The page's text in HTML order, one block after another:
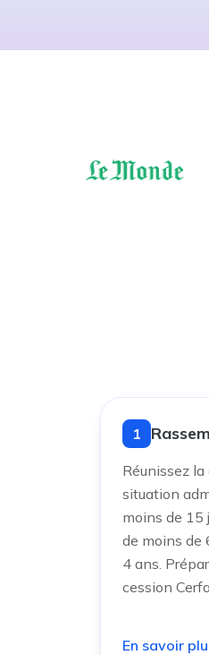
1
Réunissez
situation
moins de 15
de moins de
4 ans.
cession
En savoir